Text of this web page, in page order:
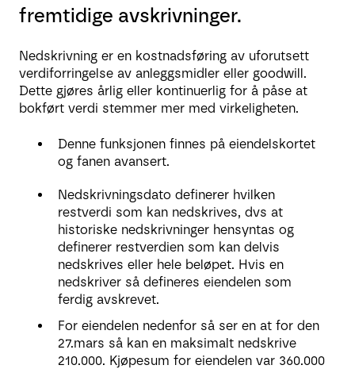
fremtidige avskrivninger.
Nedskrivning er en kostnadsføring av uforutsett
verdiforringelse av anleggsmidler eller goodwill.
Dette gjøres årlig eller kontinuerlig for å påse at
bokført verdi stemmer mer med virkeligheten.
Denne funksjonen finnes på eiendelskortet
og fanen avansert.
Nedskrivningsdato definerer hvilken
restverdi som kan nedskrives, dvs at
historiske nedskrivninger hensyntas og
definerer restverdien som kan delvis
nedskrives eller hele beløpet. Hvis en
nedskriver så defineres eiendelen som
ferdig avskrevet.
For eiendelen nedenfor så ser en at for den
27.mars så kan en maksimalt nedskrive
210.000. Kjøpesum for eiendelen var 360.000